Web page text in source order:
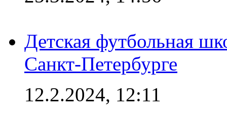
Детская футбольная
Санкт-Петербурге
12.2.2024, 12:11